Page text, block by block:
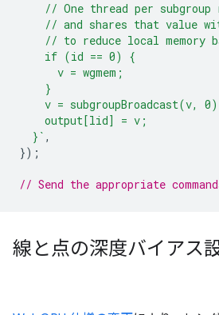
// One thread per subgroup
// and shares that value
// to reduce local memory
    if (id == 0) {
      v = wgmem;
    }
v = subgroupBroadcast(v,
    output[lid] = v;
  }`
,
});
// Send the appropriate
線と点の深度バイアス